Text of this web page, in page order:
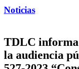
Noticias
TDLC informa
la audiencia